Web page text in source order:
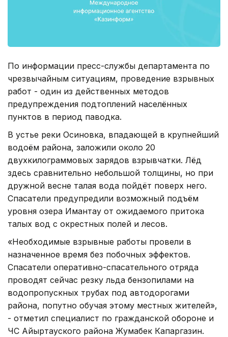
По информации пресс-службы департамента по
чрезвычайным ситуациям, проведение взрывных
работ - один из действенных методов
предупреждения подтоплений населённых
пунктов в период паводка.
В устье реки Осиновка, впадающей в крупнейший
водоём района, заложили около 20
двухкилограммовых зарядов взрывчатки. Лёд
здесь сравнительно небольшой толщины, но при
дружной весне талая вода пойдёт поверх него.
Спасатели предупредили возможный подъём
уровня озера Имантау от ожидаемого притока
талых вод с окрестных полей и лесов.
«Необходимые взрывные работы провели в
назначенное время без побочных эффектов.
Спасатели оперативно-спасательного отряда
проводят сейчас резку льда бензопилами на
водопропускных трубах под автодорогами
района, попутно обучая этому местных жителей»,
- отметил специалист по гражданской обороне и
ЧС Айыртауского района Жумабек Капаргазин.